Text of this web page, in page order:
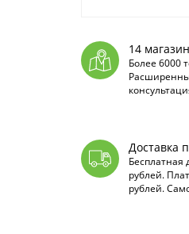
14
Более 6000
Доставка
Бесплатная
рублей.
рублей.